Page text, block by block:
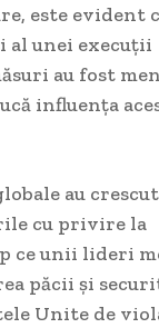
este evident
al unei execuții
au fost
influența
au
cu privire la
ce unii lideri
păcii și
Unite de